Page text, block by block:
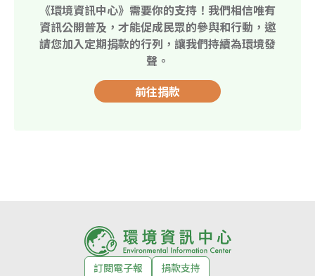
《環境資訊中心》需要你的支持！我們相信唯有
資訊公開普及，才能促成民眾的參與和行動，邀
請您加入定期捐款的行列，讓我們持續為環境發
聲。
前往捐款
訂閱電子報
捐款支持